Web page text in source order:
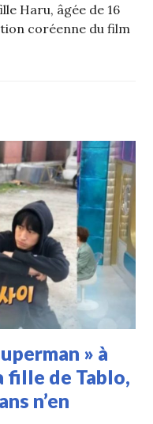
Haru, âgée de 16
coréenne du film
la fille de Tablo,
» à
fille de Tablo,
n’en